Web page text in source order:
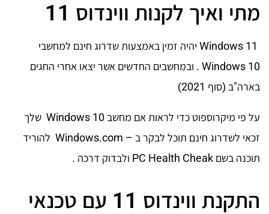
מתי ואיך לקנות ווינדוס 11
Windows 11 יהיה זמין באמצעות שדרוג חינם למחשבי
Windows 10 . ובמחשבים החדשים אשר יצאו אחרי החגים
בארה"ב (סוף 2021)
על פי מיקרוספוט כדי לראות אם מחשב Windows 10 שלך
זכאי לשדרוג חינם תוכל לבקר ב – Windows.com להוריד
תוכנה בשם PC Health Cheak ולבדוק דרכה .
התקנת ווינדוס 11 עם טכנאי